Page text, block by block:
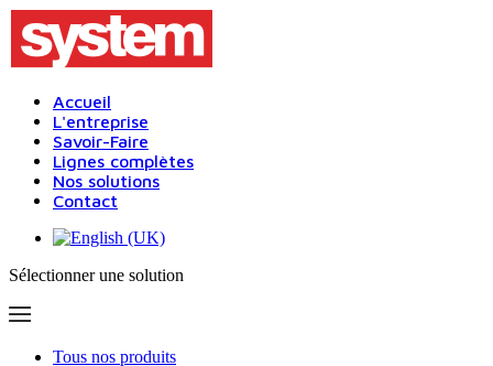
Accueil
L'entreprise
Savoir-Faire
Lignes complètes
Nos solutions
Contact
Sélectionner une solution
Tous nos produits